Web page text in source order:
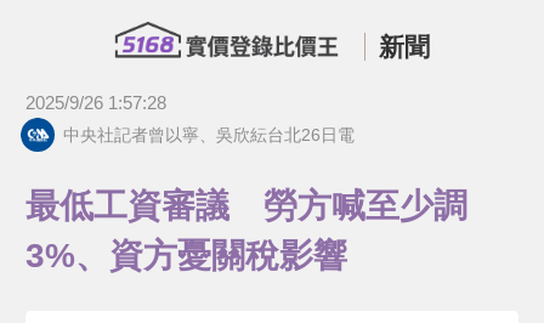
新聞
2025/9/26 1:57:28
中央社記者曾以寧、吳欣紜台北26日電
最低工資審議 勞方喊至少調
3%、資方憂關稅影響